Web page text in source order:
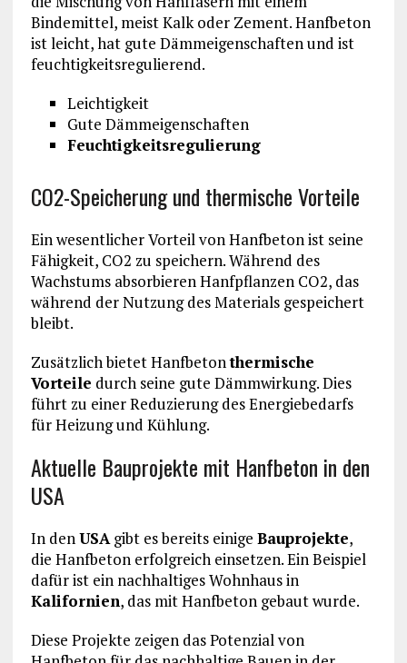
Bindemittel, meist Kalk oder Zement. Hanfbeton
ist leicht, hat gute Dämmeigenschaften und ist
feuchtigkeitsregulierend.
Leichtigkeit
Gute Dämmeigenschaften
Feuchtigkeitsregulierung
CO2-Speicherung und thermische Vorteile
Ein wesentlicher Vorteil von Hanfbeton ist seine
Fähigkeit, CO2 zu speichern. Während des
Wachstums absorbieren Hanfpflanzen CO2, das
während der Nutzung des Materials gespeichert
bleibt.
Zusätzlich bietet Hanfbetonthermische
Vorteile durch seine gute Dämmwirkung. Dies
führt zu einer Reduzierung des Energiebedarfs
für Heizung und Kühlung.
Aktuelle Bauprojekte mit Hanfbeton in den
USA
In denUSAgibt es bereits einige Bauprojekte,
die Hanfbeton erfolgreich einsetzen. Ein Beispiel
dafür ist ein nachhaltiges Wohnhaus in
Kalifornien, das mit Hanfbeton gebaut wurde.
Diese Projekte zeigen das Potenzial von